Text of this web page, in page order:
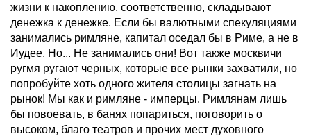
жизни к накоплению, соответственно, складывают
денежка к денежке. Если бы валютными спекуляциями
занимались римляне, капитал оседал бы в Риме, а не в
Иудее. Но... Не занимались они! Вот также москвичи
ругмя ругают черных, которые все рынки захватили, но
попробуйте хоть одного жителя столицы загнать на
рынок! Мы как и римляне - имперцы. Римлянам лишь
бы повоевать, в банях попариться, поговорить о
высоком, благо театров и прочих мест духовного